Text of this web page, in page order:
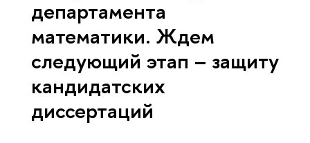
департамента
математики. Ждем
следующий этап – защиту
кандидатских
диссертаций